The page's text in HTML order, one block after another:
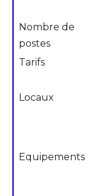
Nombre de
postes
Tarifs
Locaux
Equipements